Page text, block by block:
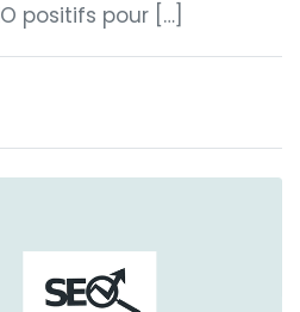
positifs pour […]